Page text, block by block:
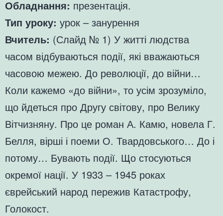
Обладнання: презентація.
Тип уроку: урок – занурення
Вчитель: (Слайд № 1) У житті людства
часом відбуваються події, які вважаються
часовою межею. До революції, до війни…
Коли кажемо «до війни», то усім зрозуміло,
що йдеться про Другу світову, про Велику
Вітчизняну. Про це роман А. Камю, новела Г.
Белля, вірші і поеми О. Твардовського… До і
потому… Бувають події. Що стосуються
окремої нації. У 1933 – 1945 роках
єврейський народ пережив Катастрофу,
Голокост.